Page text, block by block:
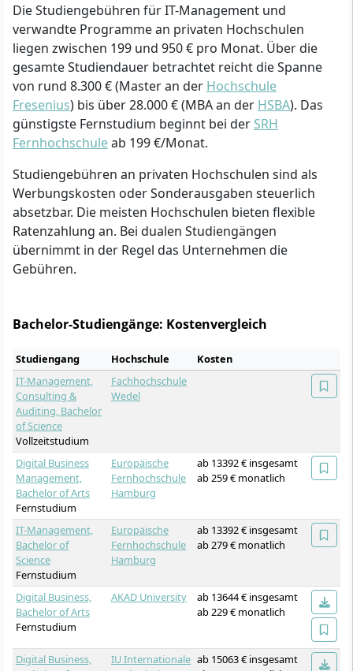
Die Studiengebühren für IT-Management und
verwandte Programme an privaten Hochschulen
liegen zwischen 199 und 950 € pro Monat. Über die
gesamte Studiendauer betrachtet reicht die Spanne
von rund 8.300 € (Master an der Hochschule
Fresenius) bis über 28.000 € (MBA an der HSBA). Das
günstigste Fernstudium beginnt bei der SRH
Fernhochschuleab 199 €/Monat.
Studiengebühren an privaten Hochschulen sind als
Werbungskosten oder Sonderausgaben steuerlich
absetzbar. Die meisten Hochschulen bieten flexible
Ratenzahlung an. Bei dualen Studiengängen
übernimmt in der Regel das Unternehmen die
Gebühren.
Bachelor-Studiengänge: Kostenvergleich
Studiengang Hochschule
Kosten
IT-Management,
Consulting &
Auditing, Bachelor
of Science
Vollzeitstudium
Fachhochschule
Wedel
Digital Business
Management,
Bachelor of Arts
Fernstudium
Europäische
Fernhochschule
Hamburg
ab 13392 € insgesamt
ab 259 € monatlich
IT-Management,
Bachelor of
Science
Fernstudium
Europäische
Fernhochschule
Hamburg
ab 13392 € insgesamt
ab 279 € monatlich
Digital Business,
Bachelor of Arts
Fernstudium
AKAD University
ab 13644 € insgesamt
ab 229 € monatlich
Digital Business,
IU Internationale ab 15063 € insgesamt